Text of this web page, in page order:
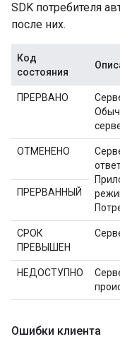
SDK потребителя
после них.
Код
состояния
ПРЕРВАНО
ОТМЕНЕНО
ПРЕРВАННЫЙ
СРОК
ПРЕВЫШЕН
НЕДОСТУПНО
Ошибки клиента